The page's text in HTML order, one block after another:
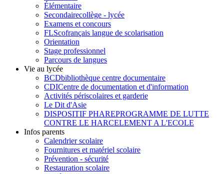
Élémentaire
Secondairecollège - lycée
Examens et concours
FLScofrançais langue de scolarisation
Orientation
Stage professionnel
Parcours de langues
Vie au lycée
BCDbibliothèque centre documentaire
CDICentre de documentation et d'information
Activités périscolaires et garderie
Le Dit d'Asie
DISPOSITIF PHAREPROGRAMME DE LUTTE
CONTRE LE HARCELEMENT A L'ECOLE
Infos parents
Calendrier scolaire
Fournitures et matériel scolaire
Prévention - sécurité
Restauration scolaire